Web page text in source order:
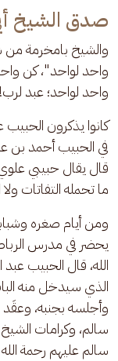
صدق الشيخ
والشيخ بامخرمة
واحد لواحد"، كن
واحد لواحد؛ عبد
كانوا يذكرون
في الحبيب أحمد بن
قال يقال حبيبي
ما تحمله التفاتات ولا
ومن أيام صغره
يحضر في مدرس
الله، قال الحبيب
الذي سيدخل منه
وأجلسه بجنبه، وعقَد
سالم، وكرامات
سالم عليهم رحمة الله